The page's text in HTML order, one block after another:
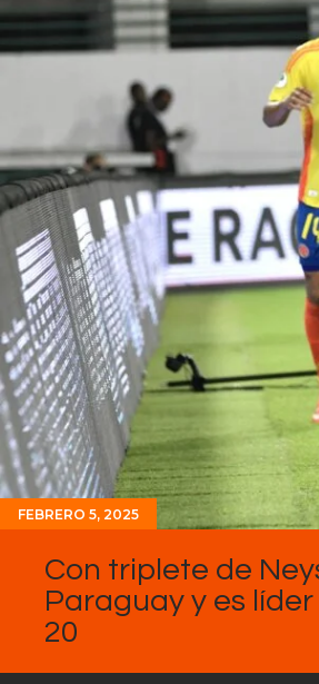
FEBRERO 5, 2025
Con triplete de
Paraguay y es
20